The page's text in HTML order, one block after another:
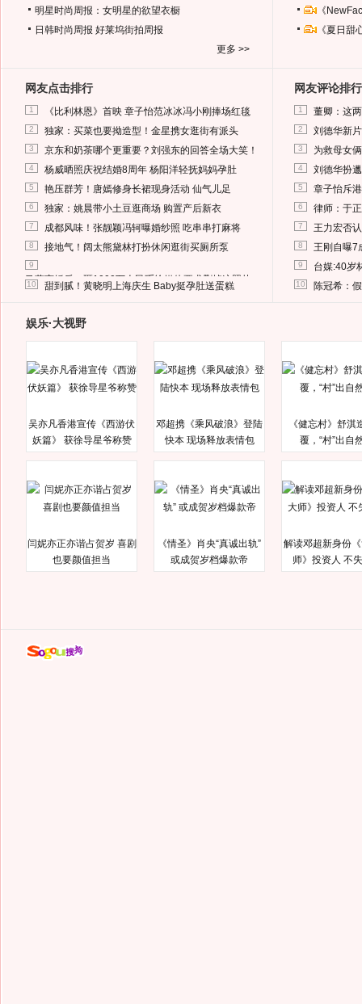
明星时尚周报：女明星的欲望衣橱
日韩时尚周报 好莱坞街拍周报
更多 >>
《
《夏日
网友点击排行
1 《比利林恩》首映 章子怡范冰冰冯小刚捧场红毯
2 独家：买菜也要拗造型！金星携女逛街有派头
3 京东和奶茶哪个更重要？刘强东的回答全场大笑！
4 杨威晒照庆祝结婚8周年 杨阳洋轻抚妈妈孕肚
5 艳压群芳！唐嫣修身长裙现身活动 仙气儿足
6 独家：姚晨带小土豆逛商场 购置产后新衣
7 成都风味！张靓颖冯轲曝婚纱照 吃串串打麻将
8 接地气！阔太熊黛林打扮休闲逛街买厕所泵
9
马蓉离婚后，砸1000万人民币给媒体要求删掉这照片
10 甜到腻！黄晓明上海庆生 Baby挺孕肚送蛋糕
网友评论排行
1 董卿：这
2 刘德华新
3 为救母女
4 刘德华扮
5 章子怡斥
6 律师：于
7 王力宏否
8 王刚自曝7
9 台媒:40岁
10 陈冠希：
娱乐·大视野
吴亦凡香港宣传《西游伏
妖篇》 获徐导星爷称赞
邓超携《乘风破浪》登陆
快本 现场释放表情包
《健忘村》舒淇
覆，“村”出自
闫妮亦正亦谐占贺岁 喜剧
也要颜值担当
《情圣》肖央“真诚出轨”
或成贺岁档爆款帝
解读邓超新身份
师》投资人 不